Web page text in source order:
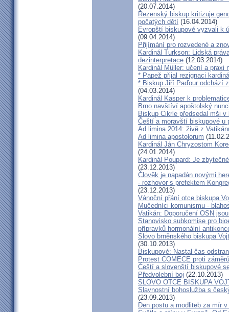
(20.07.2014)
Řezenský biskup kritizuje
počatých dětí (16.04.2014)
Evropští biskupové vyzvali k
(09.04.2014)
Přijímání pro rozvedené a
Kardinál Turkson: Lidská
dezinterpretace (12.03.2014)
Kardinál Müller: učení a praxi
* Papež přijal rezignaci
* Biskup Jiří Paďour odchází
(04.03.2014)
Kardinál Kasper k
Brno navštíví apoštolský
Biskup Cikrle předsedal mši
Čeští a moravští biskupové u
Ad limina 2014: živě z
Ad limina apostolorum
Kardinál Ján Chryzostom
(24.01.2014)
Kardinál Poupard: Je
(23.12.2013)
Člověk je napadán novými
- rozhovor s prefektem
(23.12.2013)
Vánoční přání otce biskupa
Mučedníci komunismu -
Vatikán: Doporučení OSN
Stanovisko subkomise pro
přípravků hormonální
Slovo brněnského biskupa
(30.10.2013)
Biskupové: Nastal čas
Protest COMECE proti
Čeští a slovenští biskupové
Předvolební boj (22.10.2013)
SLOVO OTCE BISKUPA
Slavnostní bohoslužba s
(23.09.2013)
Den postu a modliteb za mír